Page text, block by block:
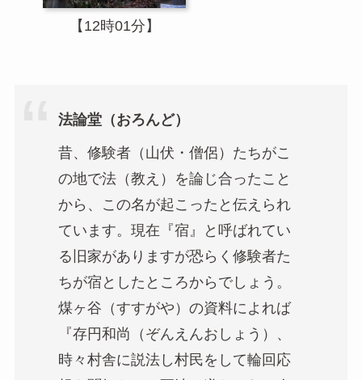
【12時01分】
法論堂（おろんど）
昔、修験者（山伏・僧侶）たちがこ
の地で法（教え）を論じ合ったこと
から、この名が起こったと伝えられ
ています。現在『宿』と呼ばれてい
る旧家がありますが恐らく修験者た
ちが宿としたところからでしょう。
煤ヶ谷（すすがや）の資料によれば
『存円和尚（ぞんえんおしょう）、
時々村舎に説法し村民をして輪回応